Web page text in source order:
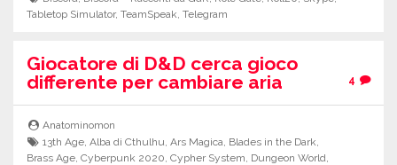
Tabletop Simulator, TeamSpeak, Telegram
Giocatore di D&D cerca gioco
differente per cambiare aria
4
Anatominomon
13th Age,Alba di Cthulhu,Ars Magica, Blades in the Dark,
Brass Age, Cyberpunk 2020, Cypher System, Dungeon World,